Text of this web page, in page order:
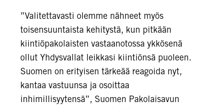
”Valitettavasti olemme nähneet myös
toisensuuntaista kehitystä, kun pitkään
kiintiöpakolaisten vastaanotossa ykkösenä
ollut Yhdysvallat leikkasi kiintiönsä puoleen.
Suomen on erityisen tärkeää reagoida nyt,
kantaa vastuunsa ja osoittaa
inhimillisyytensä”, Suomen Pakolaisavun